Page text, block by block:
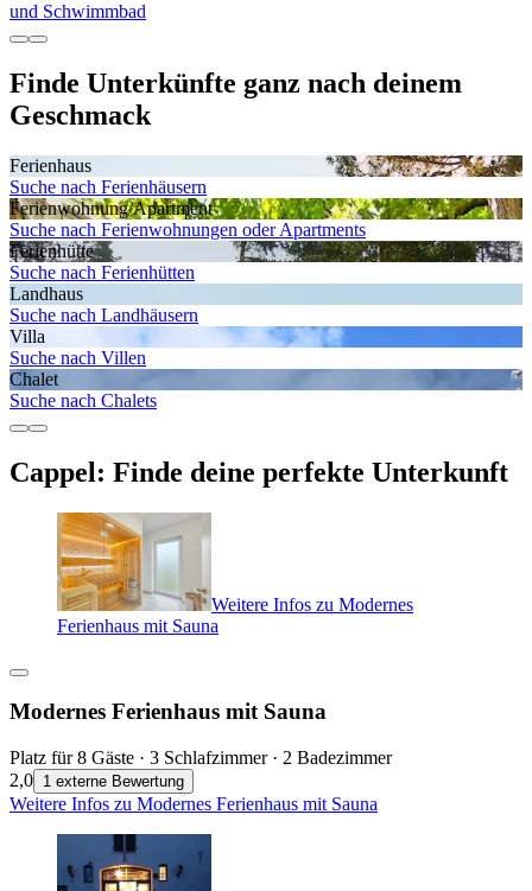
und Schwimmbad
Finde Unterkünfte ganz nach deinem
Geschmack
Ferienhaus
Suche nach Ferienhäusern
Ferienwohnung/Apartment
Suche nach Ferienwohnungen oder Apartments
Ferienhütte
Suche nach Ferienhütten
Landhaus
Suche nach Landhäusern
Villa
Suche nach Villen
Chalet
Suche nach Chalets
Cappel: Finde deine perfekte Unterkunft
Weitere Infos zu Modernes
Ferienhaus mit Sauna
Modernes Ferienhaus mit Sauna
Platz für 8 Gäste · 3 Schlafzimmer · 2 Badezimmer
2,0 1 externe Bewertung
Weitere Infos zu Modernes Ferienhaus mit Sauna